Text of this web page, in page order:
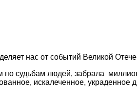
нас от событий Великой
судьбам людей, забрала
искалеченное,